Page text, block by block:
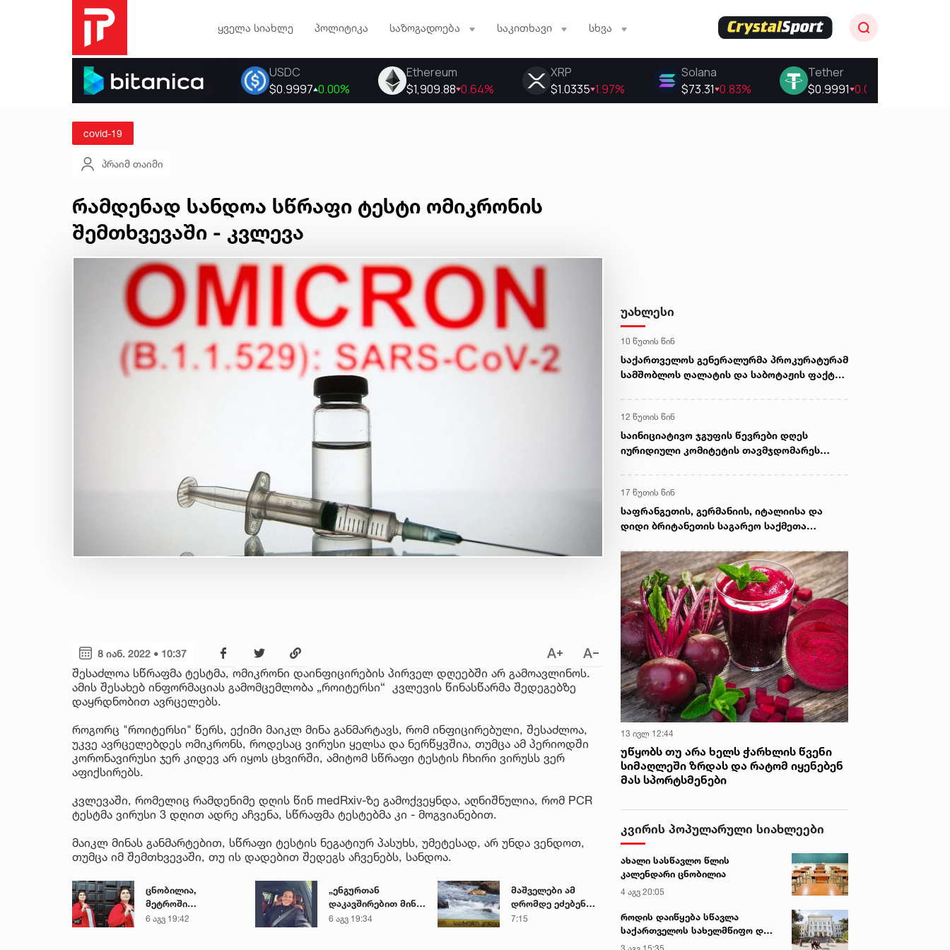
ყველა სიახლე პოლიტიკა საზოგადოება საკითხავი სხვა
covid-19
პრაიმ თაიმი
რამდენად სანდოა სწრაფი ტესტი ომიკრონის
შემთხვევაში - კვლევა
8 იან. 2022 • 10:37
შესაძლოა სწრაფმა ტესტმა, ომიკრონი დაინფიცირების პირველ დღეებში არ გამოავლინოს.
ამის შესახებ ინფორმაციას გამომცემლობა „როიტერსი“ კვლევის წინასწარმა შედეგებზე
დაყრდნობით ავრცელებს.
როგორც "როიტერსი" წერს, ექიმი მაიკლ მინა განმარტავს, რომ ინფიცირებული, შესაძლოა,
უკვე ავრცელებდეს ომიკრონს, როდესაც ვირუსი ყელსა და ნერწყვშია, თუმცა ამ პერიოდში
კორონავირუსი ჯერ კიდევ არ იყოს ცხვირში, ამიტომ სწრაფი ტესტის ჩხირი ვირუსს ვერ
აფიქსირებს.
კვლევაში, რომელიც რამდენიმე დღის წინ medRxiv-ზე გამოქვეყნდა, აღნიშნულია, რომ PCR
ტესტმა ვირუსი 3 დღით ადრე აჩვენა, სწრაფმა ტესტებმა კი - მოგვიანებით.
მაიკლ მინას განმარტებით, სწრაფი ტესტის ნეგატიურ პასუხს, უმეტესად, არ უნდა ვენდოთ,
თუმცა იმ შემთხვევაში, თუ ის დადებით შედეგს აჩვენებს, სანდოა.
ცნობილია,
მეტროში
გარდაცვლილი 21
6 აგვ 19:42
„ენგურთან
დაკავშირებით მინდა
ვთქვა...“ - გოგა
6 აგვ 19:34
მაშველები ამ
დრომდე ეძებენ
დედას, რომელიც
7:15
უახლესი
10 წუთის წინ
საქართველოს გენერალურმა პროკურატურამ
სამშობლოს ღალატის და საბოტაჟის ფაქტზე
12 წუთის წინ
საინიციატივო ჯგუფის წევრები დღეს
იურიდიული კომიტეტის თავმჯდომარეს
17 წუთის წინ
საფრანგეთის, გერმანიის, იტალიისა და
დიდი ბრიტანეთის საგარეო საქმეთა
ომთან დაკავშირებით ერთობლივ
განცხადებას ავრცელებენ
13 ივლ 12:44
უწყობს თუ არა ხელს ჭარხლის წვენი
სიმაღლეში ზრდას და რატომ იყენებენ
მას სპორტსმენები
კვირის პოპულარული სიახლეები
ახალი სასწავლო წლის
კალენდარი ცნობილია
4 აგვ 20:05
როდის დაიწყება სწავლა
საქართველოს სახელმწიფო და
კერძო უნივერსიტეტებში